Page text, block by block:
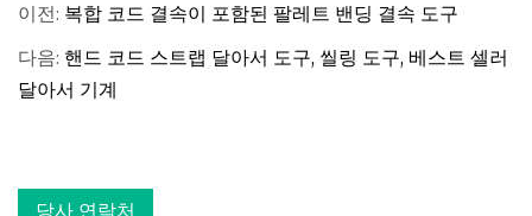
이전: 복합 코드 결속이 포함된 팔레트 밴딩 결속 도구
다음: 핸드 코드 스트랩 달아서 도구, 씰링 도구, 베스트 셀러
달아서 기계
당사 연락처